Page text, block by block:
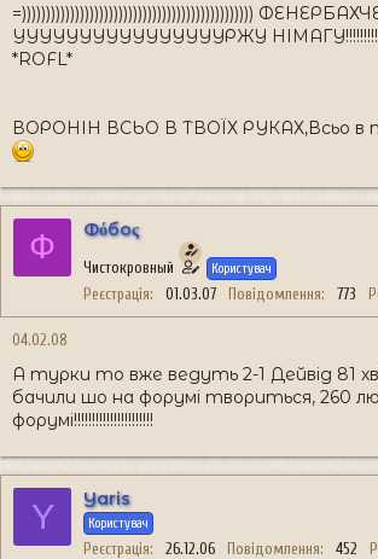
=))))))))))))))))))))))))))))))))))))))))))))))))
УУУУУУУУУУУУУУУУРЖУ
*ROFL*
ВОРОНІН ВСЬО В ТВОЇХ РУКАХ,Всьо в
Ф Фόбоς
Чистокровный Користувач
Реєстрація 01.03.07 Повідомлення 773
04.02.08
А турки то вже ведуть 2-1 Дейвід 81
бачили шо на форумі твориться, 260
форумі!!!!!!!!!!!!!!!!!!!!!!
Y Yaris
Користувач
Реєстрація 26.12.06 Повідомлення 452